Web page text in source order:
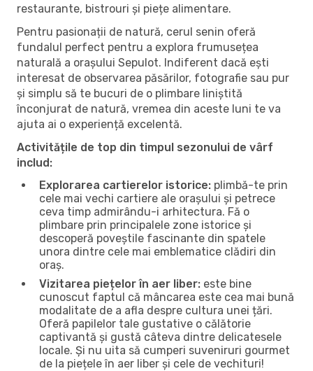
restaurante, bistrouri și piețe alimentare.
Pentru pasionații de natură, cerul senin oferă
fundalul perfect pentru a explora frumusețea
naturală a orașului Sepulot. Indiferent dacă ești
interesat de observarea păsărilor, fotografie sau pur
și simplu să te bucuri de o plimbare liniștită
înconjurat de natură, vremea din aceste luni te va
ajuta ai o experiență excelentă.
Activitățile de top din timpul sezonului de vârf
includ:
Explorarea cartierelor istorice: plimbă-te prin
cele mai vechi cartiere ale orașului și petrece
ceva timp admirându-i arhitectura. Fă o
plimbare prin principalele zone istorice și
descoperă poveștile fascinante din spatele
unora dintre cele mai emblematice clădiri din
oraș.
Vizitarea piețelor în aer liber: este bine
cunoscut faptul că mâncarea este cea mai bună
modalitate de a afla despre cultura unei țări.
Oferă papilelor tale gustative o călătorie
captivantă și gustă câteva dintre delicatesele
locale. Și nu uita să cumperi suveniruri gourmet
de la piețele în aer liber și cele de vechituri!